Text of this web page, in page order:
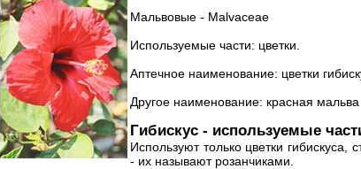
Мальвовые - Malvaceae
Используемые части: цветки.
Аптечное наименование: цветки
Другое наименование: красная мальва
Гибискус - используемые
Используют только цветки
- их называют розанчиками.